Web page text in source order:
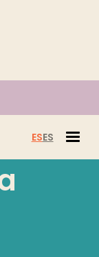
ESES